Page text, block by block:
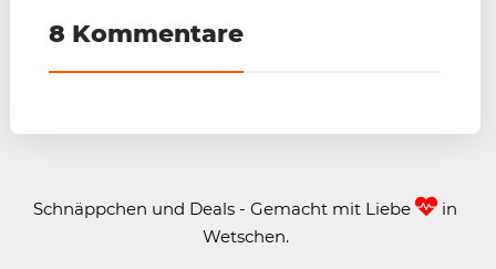
8 Kommentare
Schnäppchen und Deals - Gemacht mit Liebe
in
Wetschen.